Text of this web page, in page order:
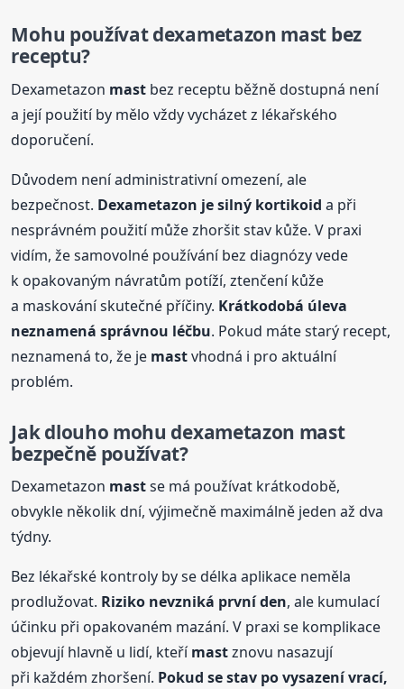
Mohu používat dexametazon mast bez
receptu?
Dexametazon mast bez receptu běžně dostupná není
a její použití by mělo vždy vycházet z lékařského
doporučení.
Důvodem není administrativní omezení, ale
bezpečnost. Dexametazon je silný kortikoid a při
nesprávném použití může zhoršit stav kůže. V praxi
vidím, že samovolné používání bez diagnózy vede
k opakovaným návratům potíží, ztenčení kůže
a maskování skutečné příčiny. Krátkodobá úleva
neznamená správnou léčbu. Pokud máte starý recept,
neznamená to, že je mastvhodná i pro aktuální
problém.
Jak dlouho mohu dexametazon mast
bezpečně používat?
Dexametazon mastse má používat krátkodobě,
obvykle několik dní, výjimečně maximálně jeden až dva
týdny.
Bez lékařské kontroly by se délka aplikace neměla
prodlužovat. Riziko nevzniká první den, ale kumulací
účinku při opakovaném mazání. V praxi se komplikace
objevují hlavně u lidí, kteřímastznovu nasazují
při každém zhoršení. Pokud se stav po vysazení vrací,